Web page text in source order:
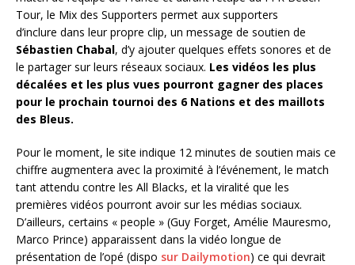
Tour, le Mix des Supporters permet aux supporters
d’inclure dans leur propre clip, un message de soutien de
Sébastien Chabal, d’y ajouter quelques effets sonores et de
le partager sur leurs réseaux sociaux. Les vidéos les plus
décalées et les plus vues pourront gagner des places
pour le prochain tournoi des 6 Nations et des maillots
des Bleus.
Pour le moment, le site indique 12 minutes de soutien mais ce
chiffre augmentera avec la proximité à l’événement, le match
tant attendu contre les All Blacks, et la viralité que les
premières vidéos pourront avoir sur les médias sociaux.
D’ailleurs, certains « people » (Guy Forget, Amélie Mauresmo,
Marco Prince) apparaissent dans la vidéo longue de
présentation de l’opé (dispo sur Dailymotion) ce qui devrait